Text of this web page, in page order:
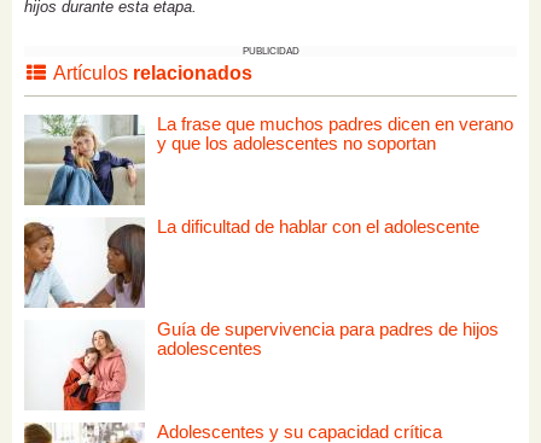
hijos durante esta etapa.
PUBLICIDAD
Artículos relacionados
La frase que muchos padres dicen en verano
y que los adolescentes no soportan
La dificultad de hablar con el adolescente
Guía de supervivencia para padres de hijos
adolescentes
Adolescentes y su capacidad crítica